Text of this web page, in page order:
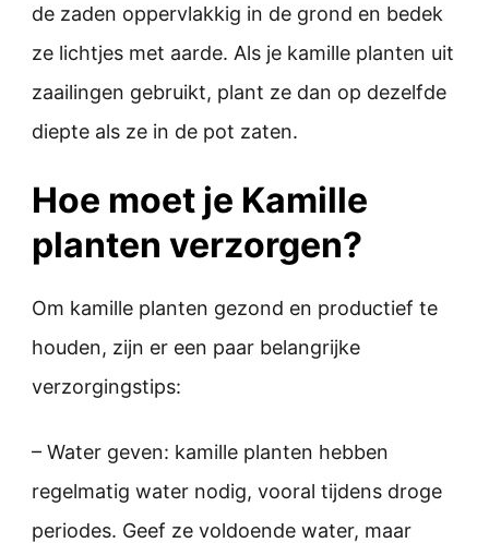
de zaden oppervlakkig in de grond en bedek
ze lichtjes met aarde. Als je kamille planten uit
zaailingen gebruikt, plant ze dan op dezelfde
diepte als ze in de pot zaten.
Hoe moet je Kamille
planten verzorgen?
Om kamille planten gezond en productief te
houden, zijn er een paar belangrijke
verzorgingstips:
– Water geven: kamille planten hebben
regelmatig water nodig, vooral tijdens droge
periodes. Geef ze voldoende water, maar